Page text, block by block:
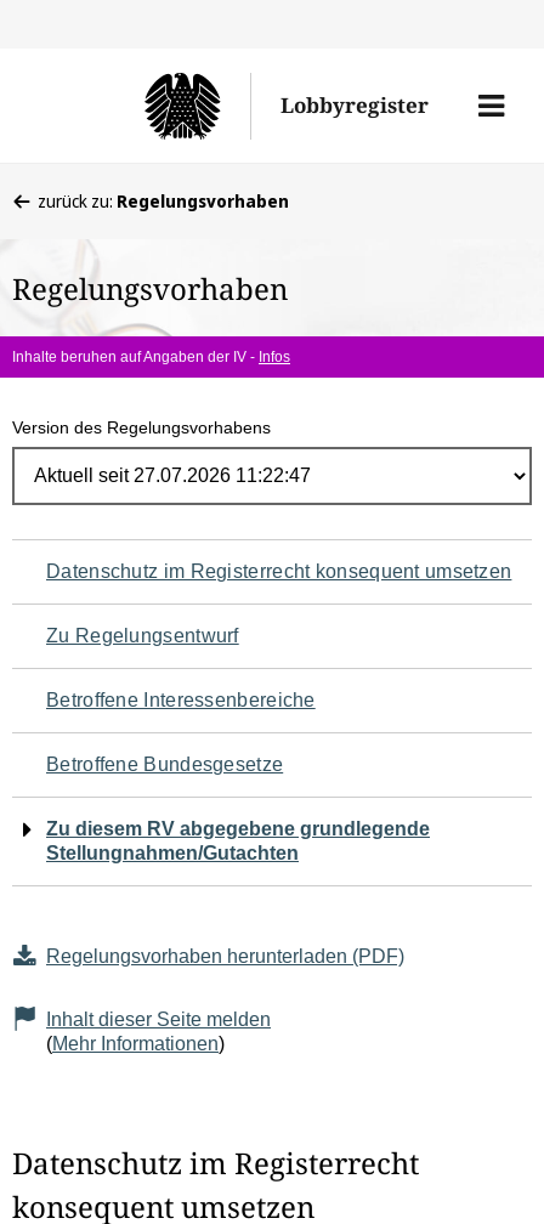
Lobbyregister
Menü
befinden
hier:
zurück zu: Regelungsvorhaben
Regelungsvorhaben
Inhalte beruhen auf Angaben der IV - Infos
Version des Regelungsvorhabens
Navigation
für
den
Seiteninhalt
Datenschutz im Registerrecht konsequent umsetzen
Zu Regelungsentwurf
Betroffene Interessenbereiche
Betroffene Bundesgesetze
Zu diesem RV abgegebene grundlegende
Stellungnahmen/Gutachten
Regelungsvorhaben herunterladen (PDF)
Inhalt dieser Seite melden
(Mehr Informationen)
Datenschutz im Registerrecht
konsequent umsetzen